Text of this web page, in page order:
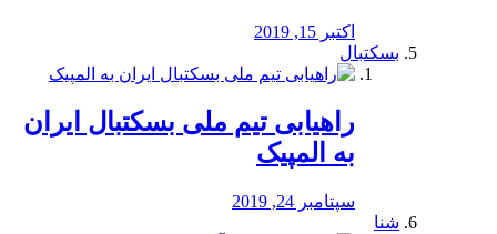
اکتبر 15, 2019
بسکتبال
راهیابی تیم ملی بسکتبال ایران
به المپیک
سپتامبر 24, 2019
شنا